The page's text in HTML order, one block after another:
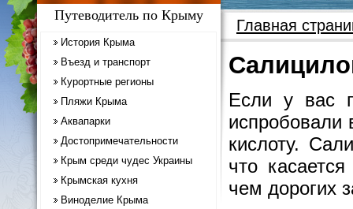
Путеводитель по Крыму
История Крыма
Въезд и транспорт
Курортные регионы
Пляжи Крыма
Аквапарки
Достопримечательности
Крым среди чудес Украины
Крымская кухня
Виноделие Крыма
Главная
Если у вас
испробовали
кислоту.
что
чем дорогих